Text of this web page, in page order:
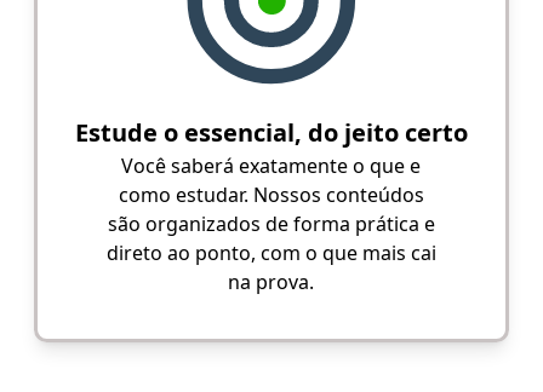
Estude o essencial, do jeito certo
Você saberá exatamente o que e
como estudar. Nossos conteúdos
são organizados de forma prática e
direto ao ponto, com o que mais cai
na prova.